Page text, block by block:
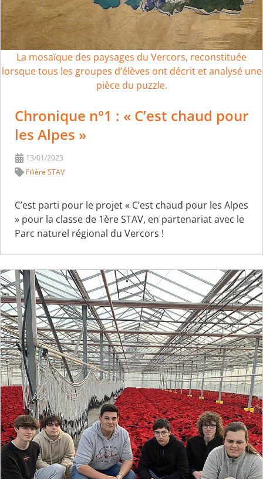
La mosaïque des paysages du Vercors, reconstituée
lorsque tous les groupes d’élèves ont décrit et analysé une
pièce du puzzle.
Chronique n°1 : « C’est chaud pour
les Alpes »
13/01/2023
Filière STAV
C’est parti pour le projet « C’est chaud pour les Alpes
» pour la classe de 1ère STAV, en partenariat avec le
Parc naturel régional du Vercors !